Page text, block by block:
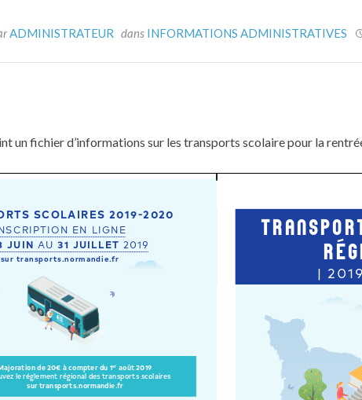
ADMINISTRATEUR dans INFORMATIONS ADMINISTRATIVES
un fichier d’informations sur les transports scolaire pour la